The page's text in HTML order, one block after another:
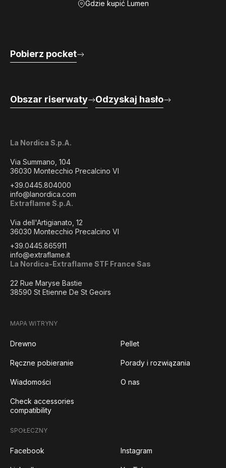
Gdzie kupić Lumen
La Nordica S.p.A.
Via Summano, 104
36030 Montecchio Precalcino VI
+39.0445.804000
info@lanordica.com
Extraflame S.p.A.
Via dell'Artigianato, 12
36030 Montecchio Precalcino VI
+39.0445.865911
info@extraflame.it
La Nordica-Extraflame STF France Sas
22 Rue Maryse Bastie
38590 St Etienne De St Geoirs
Pobierz pocket
Obszar riserwaty Odzyskaj hasło
MAPA WITRYNY
Drewno Pellet
Ręczne pobieranie Porady i rozwiązania
Wiadomości O nas
Check accessories
compatibility
SPOŁECZNY
Facebook Instagram